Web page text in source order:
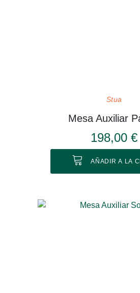
Stua
Mesa Auxiliar
198,00 €
AÑADIR A LA